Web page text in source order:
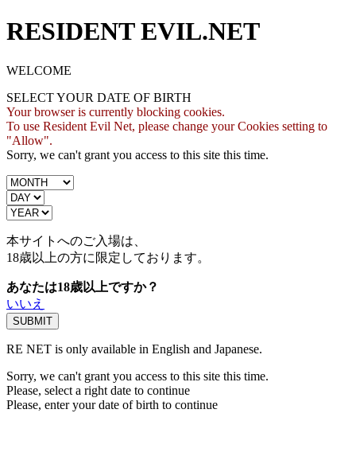
RESIDENT EVIL.NET
WELCOME
SELECT YOUR DATE OF BIRTH
Your browser is currently blocking cookies.
To use Resident Evil Net, please change your Cookies setting to
"Allow".
Sorry, we can't grant you access to this site this time.
本サイトへのご入場は、
18歳以上の方に限定しております。
あなたは18歳以上ですか？
いいえ
RE NET is only available in English and Japanese.
Sorry, we can't grant you access to this site this time.
Please, select a right date to continue
Please, enter your date of birth to continue